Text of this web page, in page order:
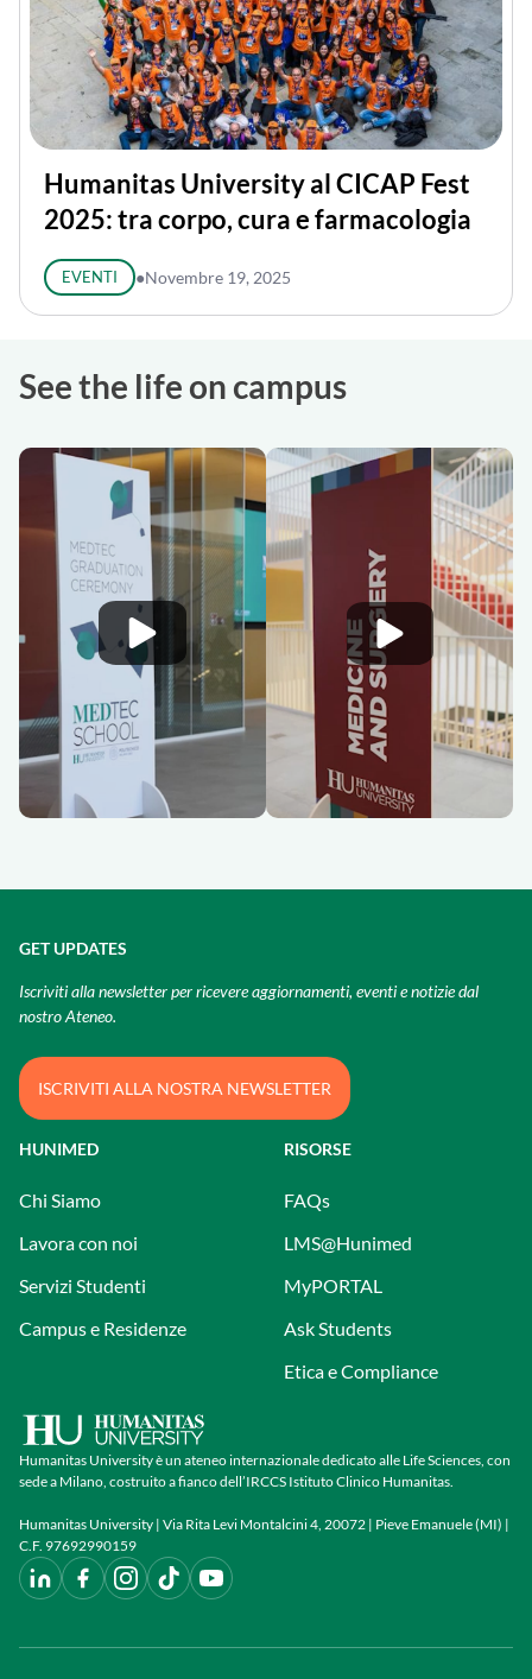
Humanitas University al CICAP Fest
2025: tra corpo, cura e farmacologia
EVENTI ●Novembre 19, 2025
See the life on campus
Humanitas University è un ateneo internazionale dedicato alle Life Sciences, con
sede a Milano, costruito a fianco dell’IRCCS Istituto Clinico Humanitas.
Humanitas University | Via Rita Levi Montalcini 4, 20072 | Pieve Emanuele (MI) |
C.F. 97692990159
HUNIMED
Chi Siamo
Lavora con noi
Servizi Studenti
Campus e Residenze
RISORSE
FAQs
LMS@Hunimed
MyPORTAL
Ask Students
Etica e Compliance
GET UPDATES
Iscriviti alla newsletter per ricevere aggiornamenti, eventi e notizie dal
nostro Ateneo.
ISCRIVITI ALLA NOSTRA NEWSLETTER